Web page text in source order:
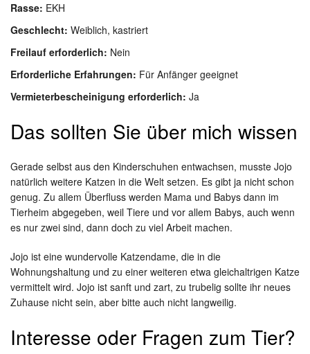
Rasse: EKH
Geschlecht: Weiblich, kastriert
Freilauf erforderlich: Nein
Erforderliche Erfahrungen: Für Anfänger geeignet
Vermieterbescheinigung erforderlich: Ja
Das sollten Sie über mich wissen
Gerade selbst aus den Kinderschuhen entwachsen, musste Jojo
natürlich weitere Katzen in die Welt setzen. Es gibt ja nicht schon
genug. Zu allem Überfluss werden Mama und Babys dann im
Tierheim abgegeben, weil Tiere und vor allem Babys, auch wenn
es nur zwei sind, dann doch zu viel Arbeit machen.
Jojo ist eine wundervolle Katzendame, die in die
Wohnungshaltung und zu einer weiteren etwa gleichaltrigen Katze
vermittelt wird. Jojo ist sanft und zart, zu trubelig sollte ihr neues
Zuhause nicht sein, aber bitte auch nicht langweilig.
Interesse oder Fragen zum Tier?